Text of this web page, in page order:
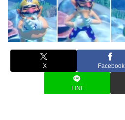
X Facebook
LINE